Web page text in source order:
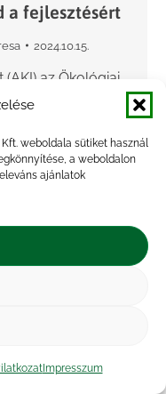
weboldala sütiket használ
a weboldalon
ajánlatok
Impresszum
a fejlesztésért
2024.10.15.
az Ökológiai
(ÖMKi) és
3-án szakpolitikai
célja az